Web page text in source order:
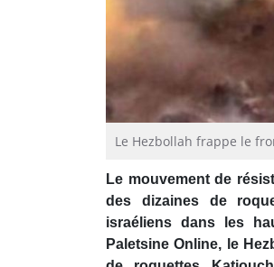
Le Hezbollah frappe le
Le mouvement de
des dizaines de
israéliens dans les
Paletsine Online, le